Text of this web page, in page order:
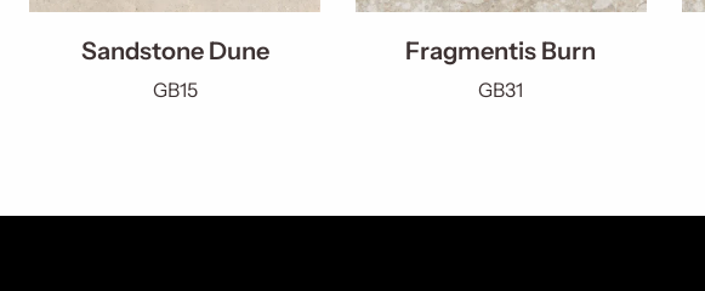
Sandstone Dune
GB15
Fragmentis Burn
GB31